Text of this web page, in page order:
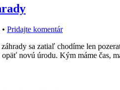
• Pridajte komentár
sa zatiaľ chodíme len
opäť novú úrodu. Kým máme čas,